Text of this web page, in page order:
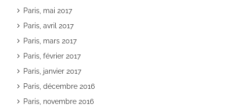
Paris, mai 2017
Paris, avril 2017
Paris, mars 2017
Paris, février 2017
Paris, janvier 2017
Paris, décembre 2016
Paris, novembre 2016